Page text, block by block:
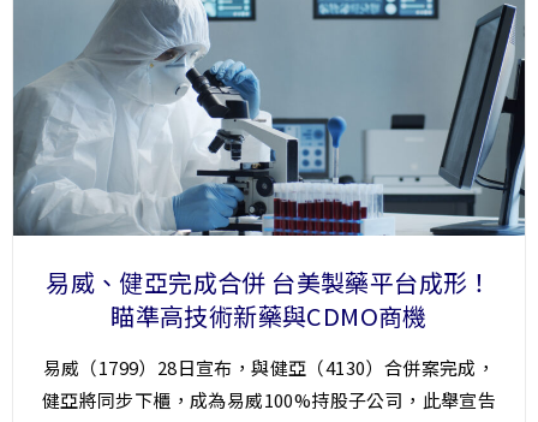
易威、健亞完成合併 台美製藥平台成形！
瞄準高技術新藥與CDMO商機
易威（1799）28日宣布，與健亞（4130）合併案完成，
健亞將同步下櫃，成為易威100%持股子公司，此舉宣告